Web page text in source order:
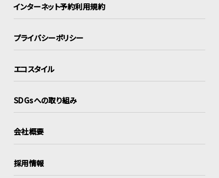
インターネット予約利用規約
プライバシーポリシー
エコスタイル
SDGsへの取り組み
会社概要
採用情報